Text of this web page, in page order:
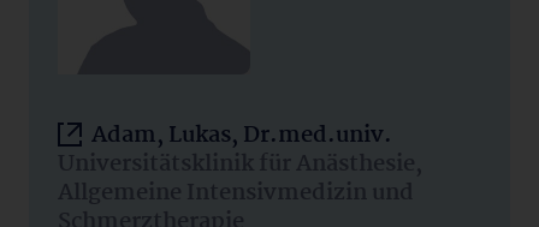
Adam, Lukas, Dr.med.univ.
Universitätsklinik für Anästhesie,
Allgemeine Intensivmedizin und